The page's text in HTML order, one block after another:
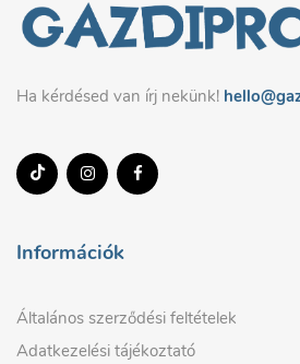
Ha kérdésed van írj nekünk!
Információk
Általános szerződési feltételek
Adatkezelési tájékoztató